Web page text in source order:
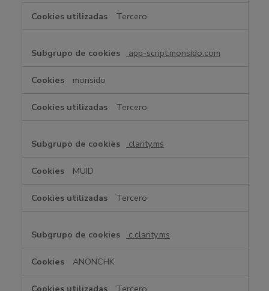
Tercero
app-script.monsido.com
monsido
Tercero
clarity.ms
MUID
Tercero
c.clarity.ms
ANONCHK
Tercero